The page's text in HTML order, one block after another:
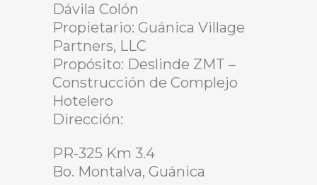
Dávila Colón
Propietario: Guánica Village
Partners, LLC
Propósito: Deslinde ZMT –
Construcción de Complejo
Hotelero
Dirección:
PR-325 Km 3.4
Bo. Montalva, Guánica